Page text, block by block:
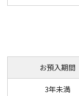
お預入期間
3年未満